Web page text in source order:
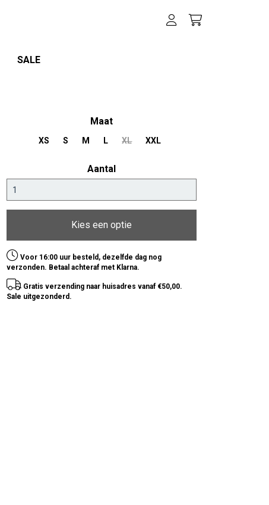
SALE
Maat
XS S M L XL XXL
Aantal
Kies een optie
Voor 16:00 uur besteld, dezelfde dag nog
verzonden. Betaal achteraf met Klarna.
Gratis verzending naar huisadres vanaf €50,00.
Sale uitgezonderd.